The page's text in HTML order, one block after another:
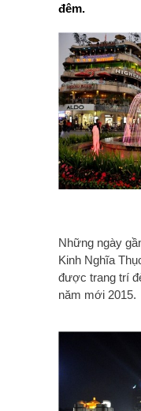
đêm.
Những ngày
Kinh Nghĩa
được trang trí
năm mới 2015.